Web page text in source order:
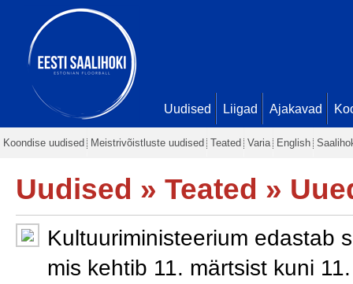
Uudised Liigad Ajakavad
Koondise uudised Meistrivõistluste uudised Teated Varia English
Uudised » Teated »
Kultuuriministeerium edastab
mis kehtib 11. märtsist kuni